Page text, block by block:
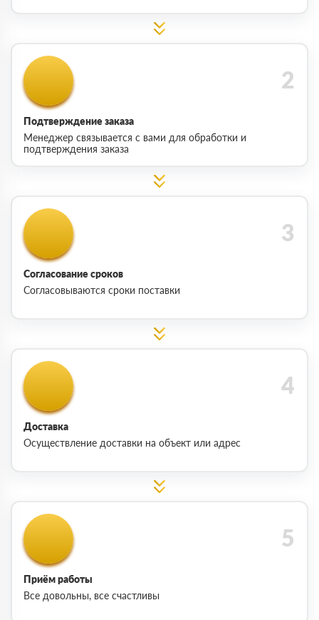
Подтверждение заказа
Менеджер связывается с вами для обработки и
подтверждения заказа
Согласование сроков
Согласовываются сроки поставки
Доставка
Осуществление доставки на объект или адрес
Приём работы
Все довольны, все счастливы